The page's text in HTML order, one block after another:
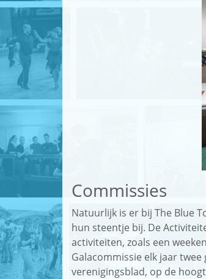
Commissies
Natuurlijk is er bij The Blue
hun steentje bij. De
activiteiten, zoals een
Galacommissie elk jaar
verenigingsblad, op de